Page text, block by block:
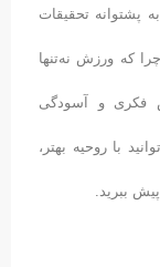
پشتوانه تحقیقات
که ورزش نه‌تنها
فکری و آسودگی
با روحیه بهتر،
ببرید.